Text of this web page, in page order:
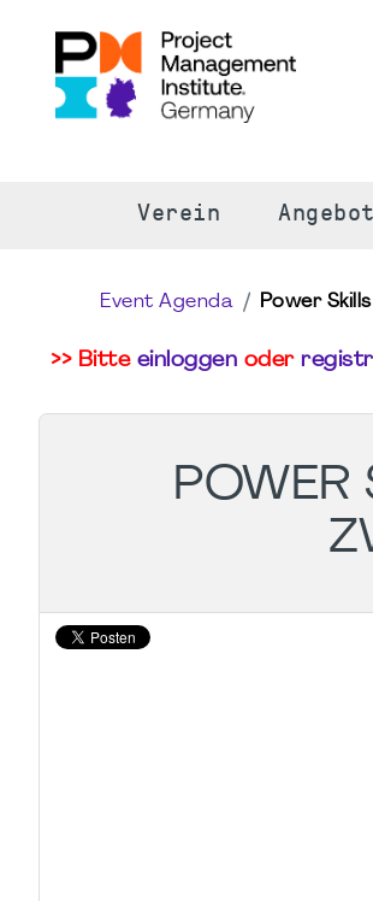
Verein
Event Agenda Power
>> Bitte einloggen oder
POWER